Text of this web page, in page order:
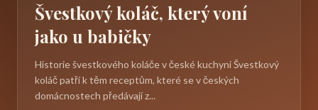
Švestkový koláč, který voní
jako u babičky
Historie švestkového koláče v české kuchyni Švestkový
koláč patří k těm receptům, které se v českých
domácnostech předávají z...